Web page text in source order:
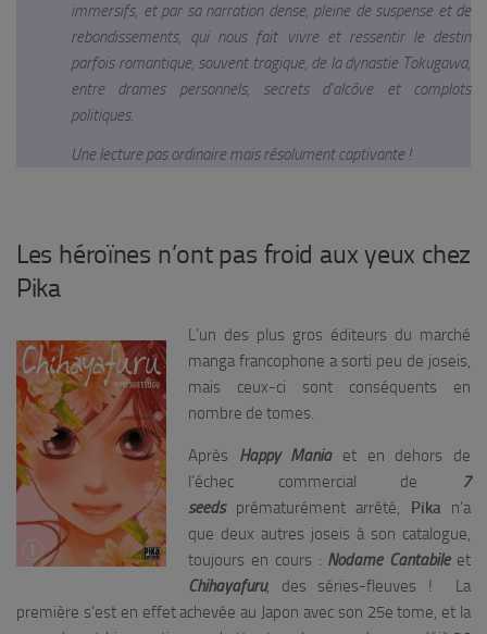
immersifs, et par sa narration dense, pleine de suspense et de
rebondissements, qui nous fait vivre et ressentir le destin
parfois romantique, souvent tragique, de la dynastie Tokugawa,
entre drames personnels, secrets d’alcôve et complots
politiques.
Une lecture pas ordinaire mais résolument captivante !
Les héroïnes n’ont pas froid aux yeux chez
Pika
L’un des plus gros éditeurs du marché
manga francophone a sorti peu de joseis,
mais ceux-ci sont conséquents en
nombre de tomes.
Après Happy Mania et en dehors de
l’échec commercial de
7
seedsprématurément arrêté, Pika n’a
que deux autres joseis à son catalogue,
toujours en cours : Nodame Cantabileet
Chihayafuru, des séries-fleuves ! La
première s’est en effet achevée au Japon avec son 25e tome, et la